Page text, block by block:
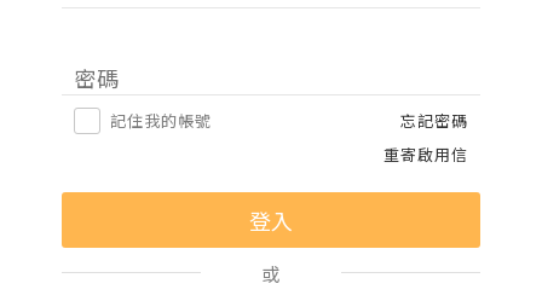
密碼
記住我的帳號
忘記密碼
重寄啟用信
或